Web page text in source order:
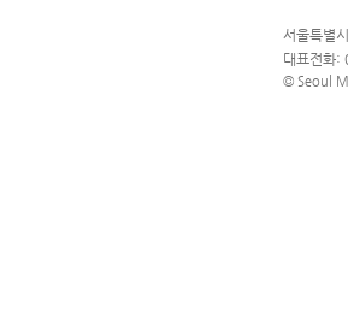
문의 전화번호 120,
서울특별
대표전화
© Seoul